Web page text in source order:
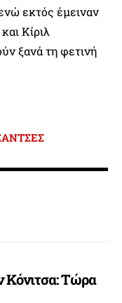
εκτός έμειναν
Κίριλ
ξανά τη φετινή
Κόνιτσα: Τώρα